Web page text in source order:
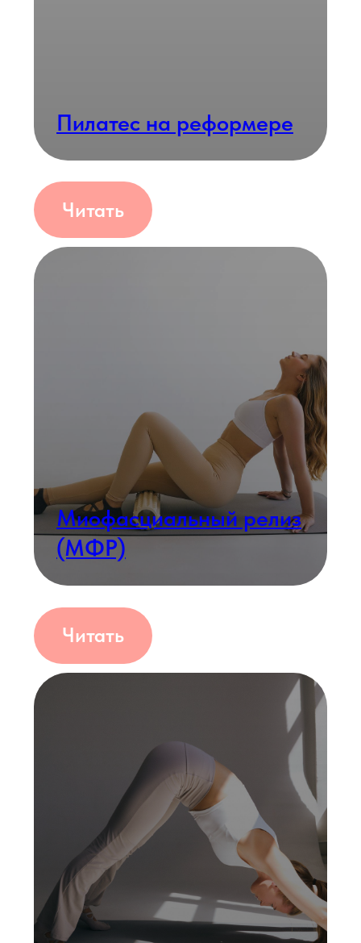
Сплит-тренировки
Пилатес для пресса и
ягодиц